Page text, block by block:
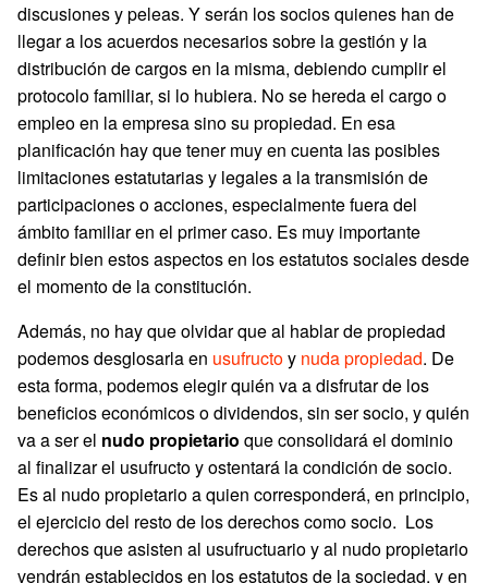
discusiones y peleas. Y serán los socios quienes han de
llegar a los acuerdos necesarios sobre la gestión y la
distribución de cargos en la misma, debiendo cumplir el
protocolo familiar, si lo hubiera. No se hereda el cargo o
empleo en la empresa sino su propiedad. En esa
planificación hay que tener muy en cuenta las posibles
limitaciones estatutarias y legales a la transmisión de
participaciones o acciones, especialmente fuera del
ámbito familiar en el primer caso. Es muy importante
definir bien estos aspectos en los estatutos sociales desde
el momento de la constitución.
Además, no hay que olvidar que al hablar de propiedad
podemos desglosarla en usufructoy nuda propiedad. De
esta forma, podemos elegir quién va a disfrutar de los
beneficios económicos o dividendos, sin ser socio, y quién
va a ser el nudo propietario que consolidará el dominio
al finalizar el usufructo y ostentará la condición de socio.
Es al nudo propietario a quien corresponderá, en principio,
el ejercicio del resto de los derechos como socio. Los
derechos que asisten al usufructuario y al nudo propietario
vendrán establecidos en los estatutos de la sociedad, y en